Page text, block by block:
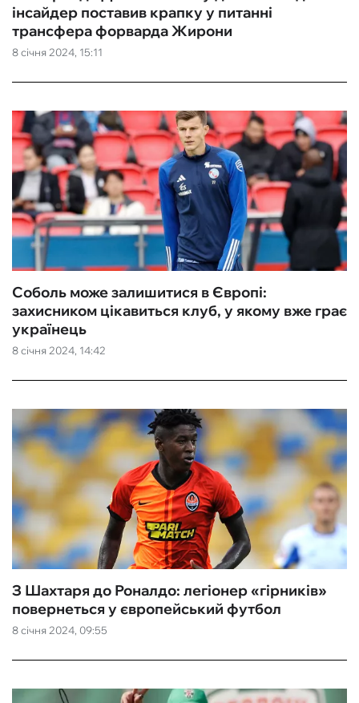
8 січня 2024, 15:11
інсайдер поставив крапку у питанні
трансфера форварда Жирони
8 січня 2024, 14:42
Соболь може залишитися в Європі:
захисником цікавиться клуб, у якому вже грає
українець
8 січня 2024, 09:55
З Шахтаря до Роналдо: легіонер «гірників»
повернеться у європейський футбол